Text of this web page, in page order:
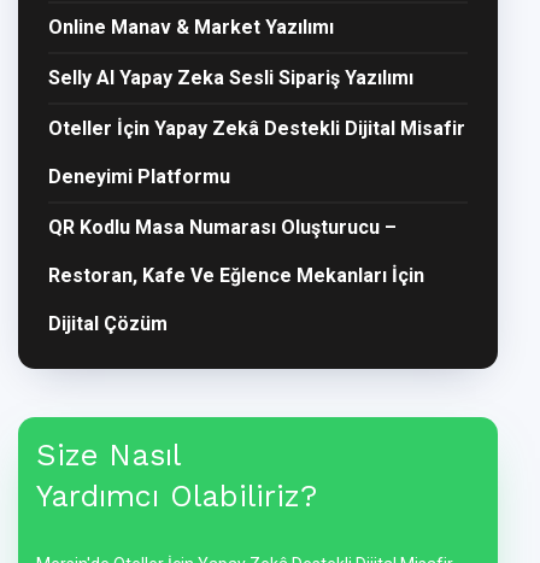
Online Manav & Market Yazılımı
Selly AI Yapay Zeka Sesli Sipariş Yazılımı
Oteller İçin Yapay Zekâ Destekli Dijital Misafir
Deneyimi Platformu
QR Kodlu Masa Numarası Oluşturucu –
Restoran, Kafe Ve Eğlence Mekanları İçin
Dijital Çözüm
Size Nasıl
Yardımcı Olabiliriz?